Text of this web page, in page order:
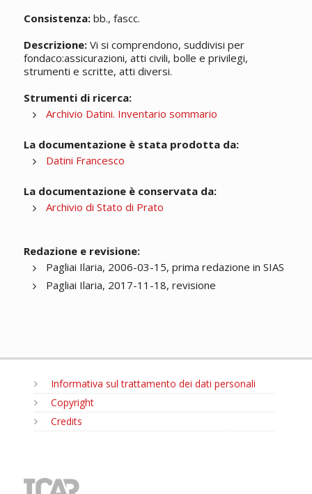
Consistenza:bb., fascc.
Descrizione:Vi si comprendono, suddivisi per
fondaco:assicurazioni, atti civili, bolle e privilegi,
strumenti e scritte, atti diversi.
Strumenti di ricerca:
Archivio Datini. Inventario sommario
La documentazione è stata prodotta da:
Datini Francesco
La documentazione è conservata da:
Archivio di Stato di Prato
Redazione e revisione:
Pagliai Ilaria, 2006-03-15, prima redazione in SIAS
Pagliai Ilaria, 2017-11-18, revisione
Informativa sul trattamento dei dati personali
Copyright
Credits